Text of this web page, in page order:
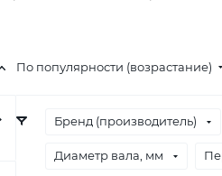
По популярности (возрастание)
Бренд (производитель)
Диаметр вала, мм